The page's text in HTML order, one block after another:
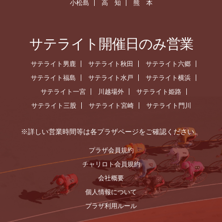
小松島
高 知 熊 本
サテライト開催日のみ営業
サテライト男鹿 サテライト秋田
サテライト六郷
サテライト福島
サテライト水戸
サテライト横浜
サテライト一宮
川越場外
サテライト姫路
サテライト三股
サテライト宮崎 サテライト門川
※詳しい営業時間等は各プラザページをご確認ください。
プラザ会員規約
チャリロト会員規約
会社概要
個人情報について
プラザ利用ルール